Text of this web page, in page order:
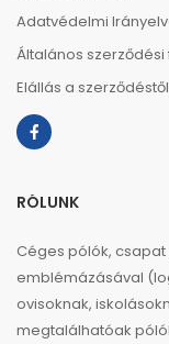
Adatvédelmi
Általános
Elállás a szerződéstől
RÓLUNK
Céges pólók,
emblémázásával
ovisoknak,
megtalálhatóak